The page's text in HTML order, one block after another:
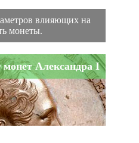
влияющих на
монеты.
монет Александра I